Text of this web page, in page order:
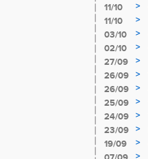
11/10
>
11/10 >
03/10
>
02/10 >
27/09
>
26/09 >
26/09 >
25/09
>
24/09 >
23/09
>
19/09 >
>